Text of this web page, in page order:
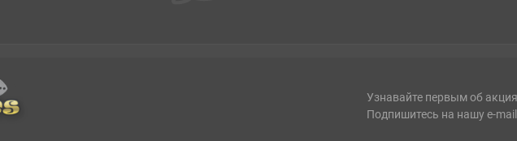
Узнавайте первым об
Подпишитесь на нашу e-